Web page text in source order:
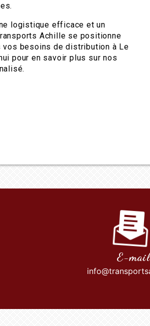
logistique efficace et un
Achille se positionne
vos besoins de distribution à Le
pour en savoir plus sur nos
E-mail